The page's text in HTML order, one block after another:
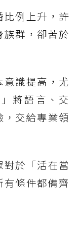
比例上升，許
群，卻苦於
意識提高，尤
將語言、交
交給專業領
對於「活在當
條件都備齊